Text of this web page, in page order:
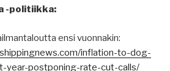
-politiikka:
ensi vuonnakin:
inflation-to-dog-
year-postponing-rate-cut-calls/